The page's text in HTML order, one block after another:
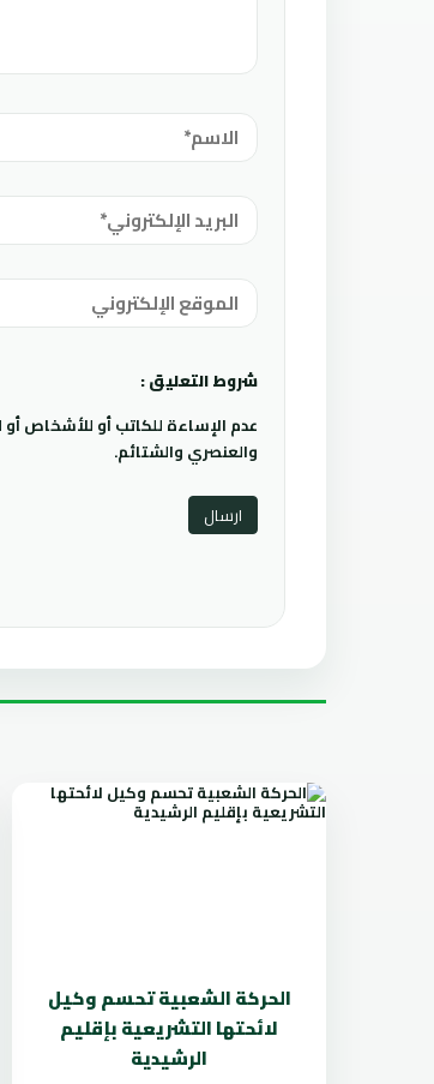
شروط التعليق :
عدم الإساءة للكاتب أو للأشخاص أو
والعنصري والشتائم.
الحركة الشعبية تحسم وكيل
لائحتها التشريعية بإقليم
الرشيدية